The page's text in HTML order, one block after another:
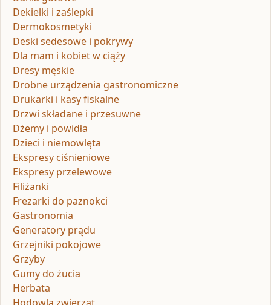
Dekielki i zaślepki
Dermokosmetyki
Deski sedesowe i pokrywy
Dla mam i kobiet w ciąży
Dresy męskie
Drobne urządzenia gastronomiczne
Drukarki i kasy fiskalne
Drzwi składane i przesuwne
Dżemy i powidła
Dzieci i niemowlęta
Ekspresy ciśnieniowe
Ekspresy przelewowe
Filiżanki
Frezarki do paznokci
Gastronomia
Generatory prądu
Grzejniki pokojowe
Grzyby
Gumy do żucia
Herbata
Hodowla zwierząt